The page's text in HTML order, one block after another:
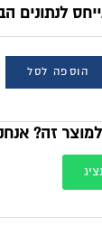
לנתונים
הוספה לסל
זה?